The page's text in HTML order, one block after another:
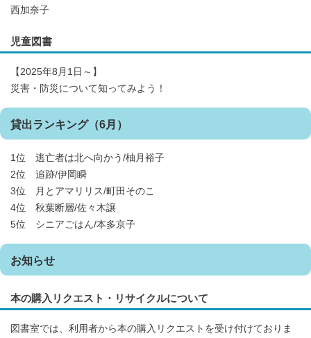
西加奈子
児童図書
【2025年8月1日～】
災害・防災について知ってみよう！
貸出ランキング（6月）
1位 逃亡者は北へ向かう/柚月裕子
2位 追跡/伊岡瞬
3位 月とアマリリス/町田そのこ
4位 秋葉断層/佐々木譲
5位 シニアごはん/本多京子
お知らせ
本の購入リクエスト・リサイクルについて
図書室では、利用者から本の購入リクエストを受け付けておりま